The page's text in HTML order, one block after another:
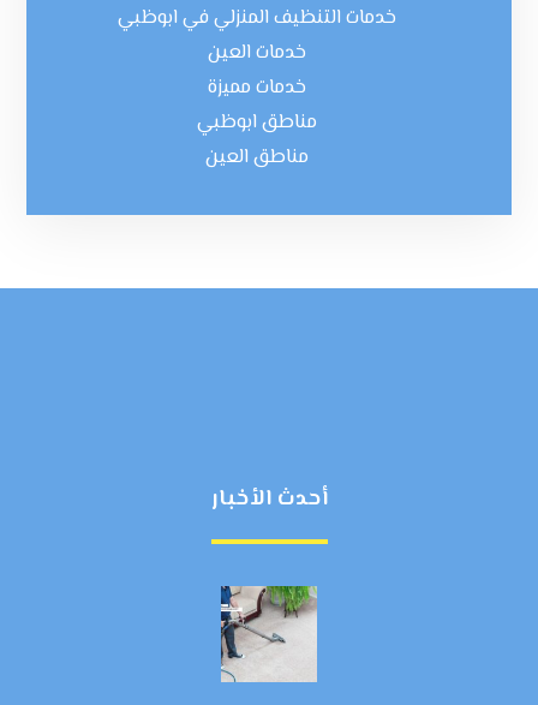
خدمات التنظيف المنزلي في ابوظبي
خدمات العين
خدمات مميزة
مناطق ابوظبي
مناطق العين
أحدث الأخبار